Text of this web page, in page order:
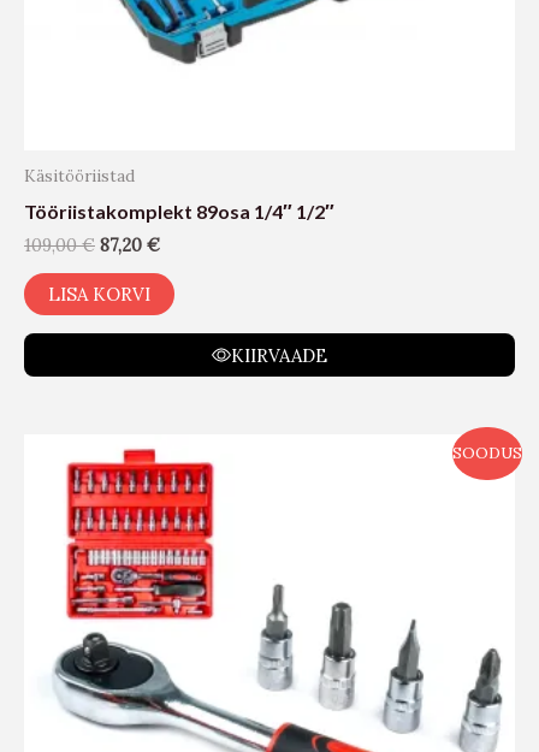
Käsitööriistad
Tööriistakomplekt 89osa 1/4″ 1/2″
109,00€ 87,20 €
LISA KORVI
KIIRVAADE
SOODUS